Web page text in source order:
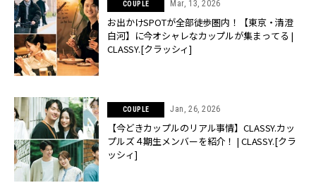
COUPLE Mar, 13, 2026
お出かけSPOTが全部徒歩圏内！【東京・清澄
白河】に今オシャレなカップルが集まってる |
CLASSY.[クラッシィ]
COUPLE Jan, 26, 2026
【今どきカップルのリアル事情】CLASSY.カッ
プルズ４期生メンバーを紹介！ | CLASSY.[クラ
ッシィ]